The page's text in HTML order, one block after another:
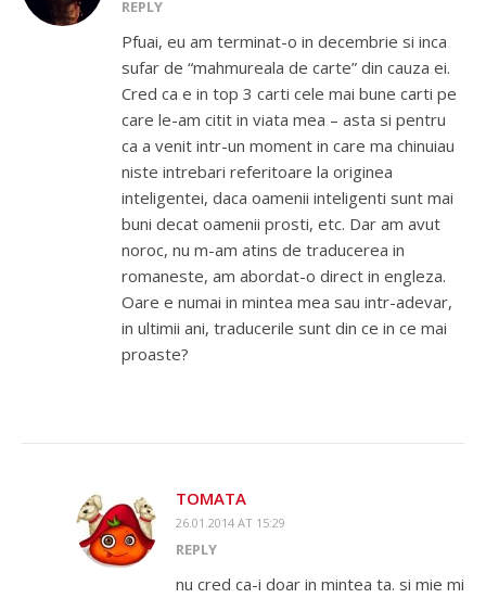
REPLY
Pfuai, eu am terminat-o in decembrie si inca
sufar de “mahmureala de carte” din cauza ei.
Cred ca e in top 3 carti cele mai bune carti pe
care le-am citit in viata mea – asta si pentru
ca a venit intr-un moment in care ma chinuiau
niste intrebari referitoare la originea
inteligentei, daca oamenii inteligenti sunt mai
buni decat oamenii prosti, etc. Dar am avut
noroc, nu m-am atins de traducerea in
romaneste, am abordat-o direct in engleza.
Oare e numai in mintea mea sau intr-adevar,
in ultimii ani, traducerile sunt din ce in ce mai
proaste?
TOMATA
26.01.2014 AT 15:29
REPLY
nu cred ca-i doar in mintea ta. si mie mi